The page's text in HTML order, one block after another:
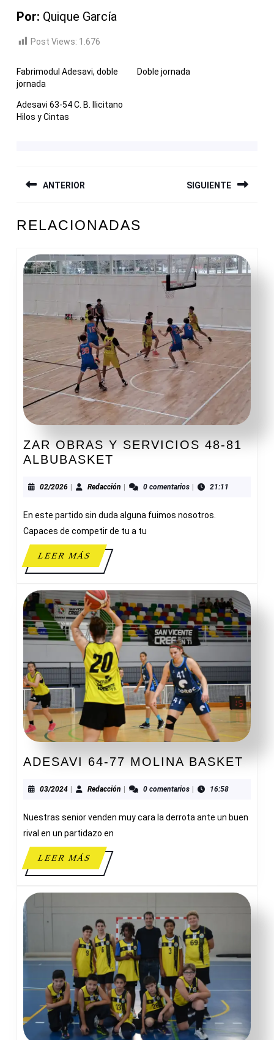
Por: Quique García
Post Views: 1.676
Fabrimodul Adesavi, doble
jornada
Doble jornada
Adesavi 63-54 C. B. Ilicitano
Hilos y Cintas
DE
ANTERIOR
anterior:
SIGUIENTE
entrada:
RELACIONADAS
ZAR OBRAS Y SERVICIOS 48-81
ALBUBASKET
Y
48-
81
ALBUBASKET
02/202602/2026Redacción Redacción0 comentarios 21:11
En este partido sin duda alguna fuimos nosotros.
Capaces de competir de tu a tu
LEER MÁSLEER
MÁS
ADESAVI 64-77 MOLINA BASKET
03/202403/2024Redacción Redacción0 comentarios 16:58
Nuestras senior venden muy cara la derrota ante un buen
rival en un partidazo en
LEER MÁSLEER
MÁS